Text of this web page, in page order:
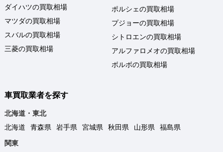
ダイハツの買取相場
マツダの買取相場
スバルの買取相場
三菱の買取相場
ポルシェの買取相場
プジョーの買取相場
シトロエンの買取相場
アルファロメオの買取相場
ボルボの買取相場
車買取業者を探す
北海道・東北
北海道
青森県 岩手県 宮城県 秋田県 山形県
福島県
関東